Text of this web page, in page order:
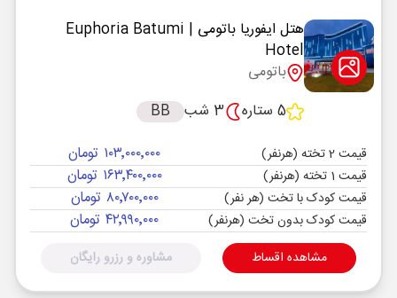
هتل ایفوریا باتومی
| Euphoria Batumi
Hotel
باتومی
5 ستاره
3 شب BB
قیمت 2 تخته (هرنفر) ۱۰۳٬۰۰۰٬۰۰۰ تومان
قیمت 1 تخته (هرنفر) ۱۶۳٬۴۰۰٬۰۰۰ تومان
قیمت کودک با تخت (هر نفر) ۸۰٬۷۰۰٬۰۰۰ تومان
قیمت کودک بدون تخت (هرنفر) ۴۲٬۹۹۰٬۰۰۰ تومان
مشاهده اقساط مشاوره و رزرو رایگان